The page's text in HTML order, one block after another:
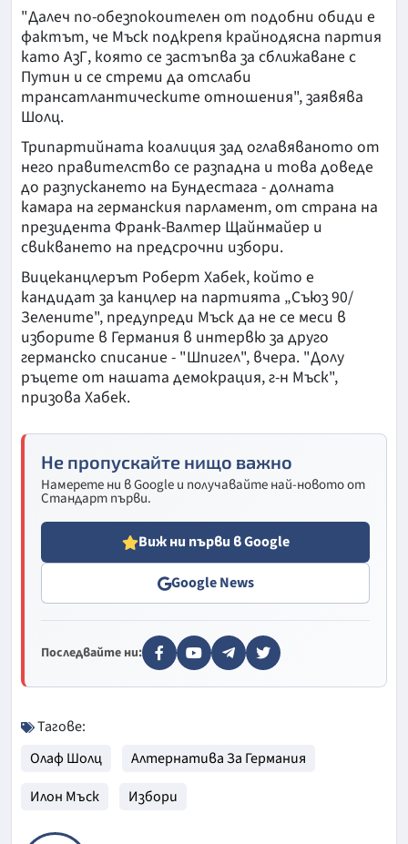
"Далеч по-обезпокоителен от подобни обиди е
фактът, че Мъск подкрепя крайнодясна партия
като АзГ, която се застъпва за сближаване с
Путин и се стреми да отслаби
трансатлантическите отношения", заявява
Шолц.
Трипартийната коалиция зад оглавяваното от
него правителство се разпадна и това доведе
до разпускането на Бундестага - долната
камара на германския парламент, от страна на
президента Франк-Валтер Щайнмайер и
свикването на предсрочни избори.
Вицеканцлерът Роберт Хабек, който е
кандидат за канцлер на партията „Съюз 90/
Зелените", предупреди Мъск да не се меси в
изборите в Германия в интервю за друго
германско списание - "Шпигел", вчера. "Долу
ръцете от нашата демокрация, г-н Мъск",
призова Хабек.
Не пропускайте нищо важно
Намерете ни в Google и получавайте най-новото от
Стандарт първи.
Виж ни първи в Google
Google News
Последвайте ни:
Тагове:
Олаф Шолц
Алтернатива За Германия
Илон Мъск
Избори